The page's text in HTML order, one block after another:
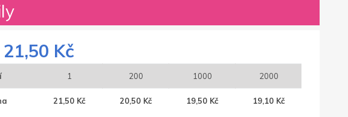
21,50 Kč
1 200 1000 2000
21,50 Kč 20,50 Kč 19,50 Kč 19,10 Kč